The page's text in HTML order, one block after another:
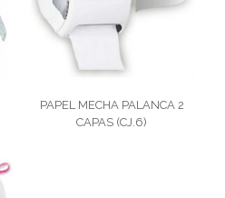
PAPEL MECHA PALANCA 2
CAPAS (CJ.6)